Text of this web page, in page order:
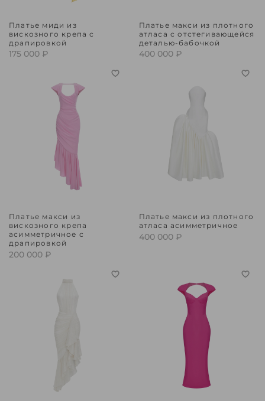
Платье миди из
вискозного крепа с
драпировкой
175 000 ₽
Платье макси из плотного
атласа с отстегивающейся
деталью-бабочкой
400 000 ₽
Платье макси из
вискозного крепа
асимметричное с
драпировкой
200 000 ₽
Платье макси из плотного
атласа асимметричное
400 000 ₽